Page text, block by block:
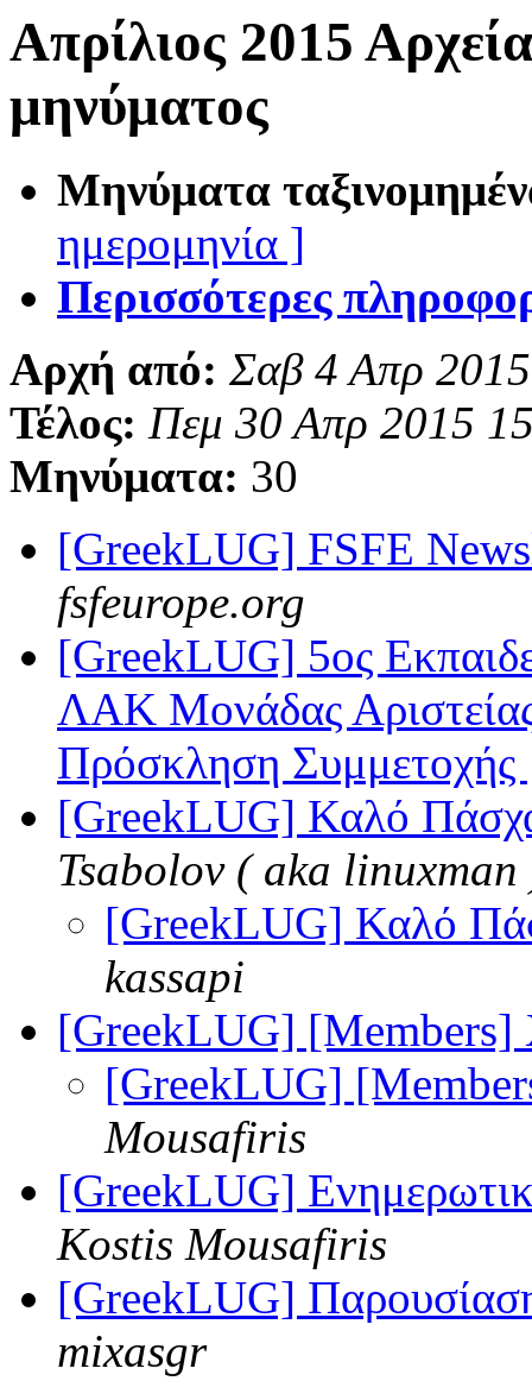
Απρίλιος 2015
μηνύματος
Μηνύματα
ημερομηνία ]
Περισσότερες
Αρχή από: Σαβ 4 Απρ
Τέλος: Πεμ 30 Απρ 2015
Μηνύματα: 30
[GreekLUG] FSFE
fsfeurope.org
[GreekLUG] 5ος
ΛΑΚ Μονάδας
Πρόσκληση Συμμετοχής
[GreekLUG] Καλό
Tsabolov ( aka linuxman
[GreekLUG] Καλό
kassapi
[GreekLUG] [Members]
[GreekLUG]
Mousafiris
[GreekLUG]
Kostis Mousafiris
[GreekLUG]
mixasgr